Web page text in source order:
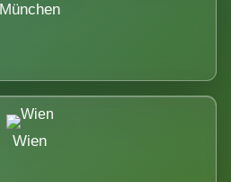
München
Wien